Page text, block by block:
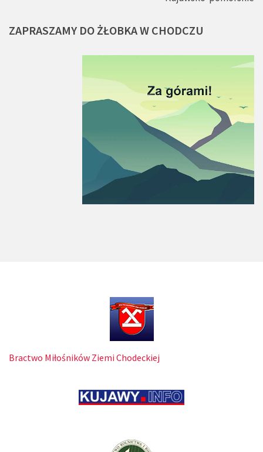
ZAPRASZAMY DO ŻŁOBKAW CHODCZU
Bractwo Miłośników Ziemi Chodeckiej